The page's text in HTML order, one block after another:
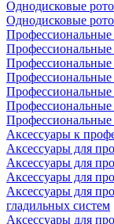
Однодисковые
Однодисковые
Профессиональные
Профессиональные
Профессиональные
Профессиональные
Аксессуары к
Аксессуары для
Аксессуары для
Аксессуары для
Аксессуары для
гладильных систем
Аксессуары для